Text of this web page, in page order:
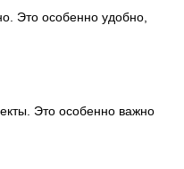
Это особенно удобно,
Это особенно важно